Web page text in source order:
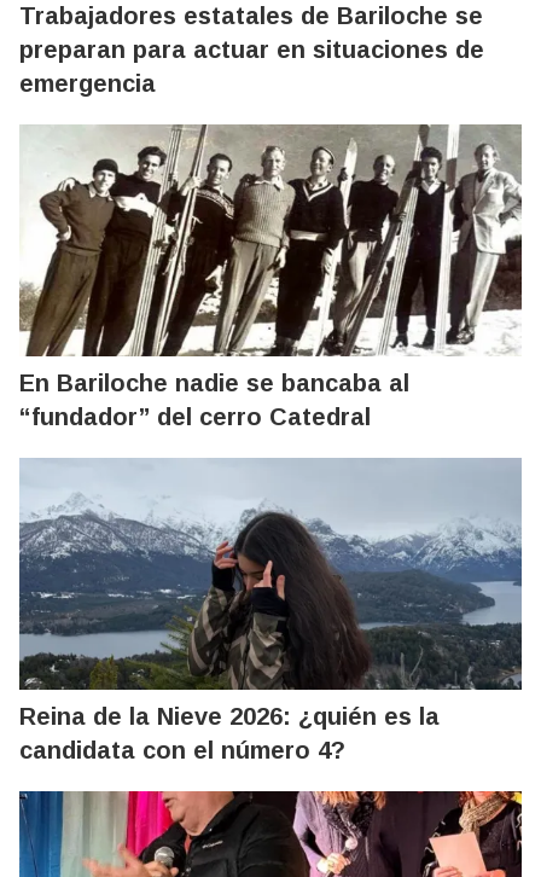
Trabajadores estatales de Bariloche se
preparan para actuar en situaciones de
emergencia
En Bariloche nadie se bancaba al
“fundador” del cerro Catedral
Reina de la Nieve 2026: ¿quién es la
candidata con el número 4?